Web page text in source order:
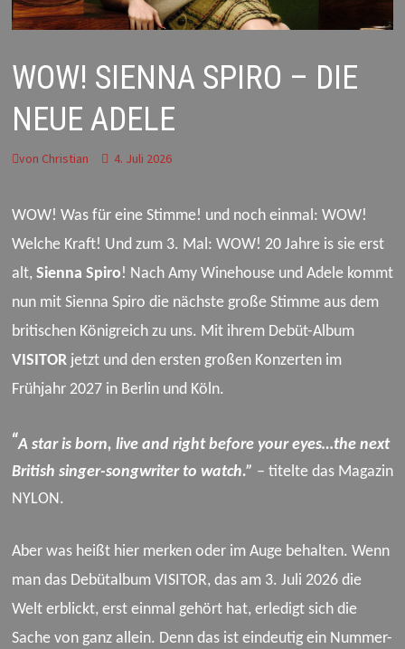
WOW! SIENNA SPIRO – DIE
NEUE ADELE
von Christian 4. Juli 2026
WOW! Was für eine Stimme! und noch einmal: WOW!
Welche Kraft! Und zum 3. Mal: WOW! 20 Jahre is sie erst
alt, Sienna Spiro! Nach Amy Winehouse und Adele kommt
nun mitSienna Spiro die nächste große Stimme aus dem
britischen Königreich zu uns. Mit ihrem Debüt-Album
VISITORjetzt und den ersten großen Konzerten im
Frühjahr 2027 in Berlin und Köln.
“A star is born, live and right before your eyes…the next
British singer-songwriter to watch.” – titelte das Magazin
NYLON.
Aber was heißt hier merken oder im Auge behalten. Wenn
man das DebütalbumVISITOR, das am 3. Juli 2026 die
Welt erblickt, erst einmal gehört hat, erledigt sich die
Sache von ganz allein. Denn das ist eindeutig einNummer-